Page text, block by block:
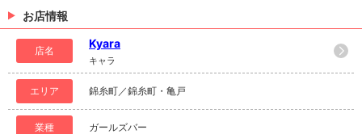
お店情報
店名
Kyara
キャラ
エリア 錦糸町／錦糸町・亀戸
業種 ガールズバー